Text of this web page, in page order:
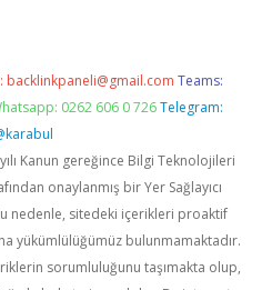
backlinkpaneli@gmail.com Teams:
0262 606 0 726 Telegram:
Kanun gereğince Bilgi Teknolojileri
onaylanmış bir Yer Sağlayıcı
nedenle, sitedeki içerikleri proaktif
yükümlülüğümüz bulunmamaktadır.
sorumluluğunu taşımakta olup,